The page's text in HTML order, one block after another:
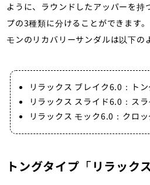
ように、ラウンドしたアッパーを持
プの3種類に分けることができます
モンのリカバリーサンダルは以下の
リラックス ブレイク6.0：ト
リラックス スライド6.0：ス
リラックス モック6.0：クロ
トングタイプ「リラック